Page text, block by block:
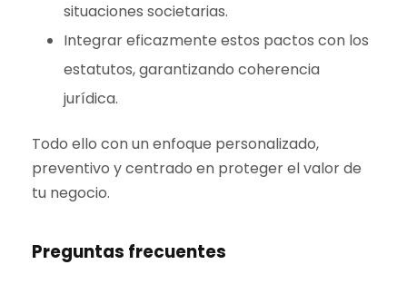
situaciones societarias.
Integrar eficazmente estos pactos con los
estatutos, garantizando coherencia
jurídica.
Todo ello con un enfoque personalizado,
preventivo y centrado en proteger el valor de
tu negocio.
Preguntas frecuentes